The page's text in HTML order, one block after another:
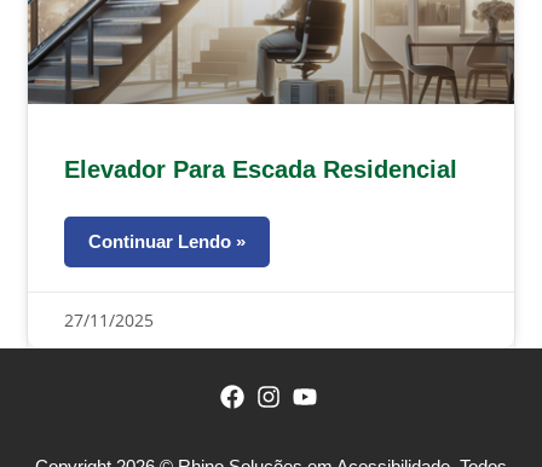
Elevador Para Escada Residencial
Continuar Lendo »
27/11/2025